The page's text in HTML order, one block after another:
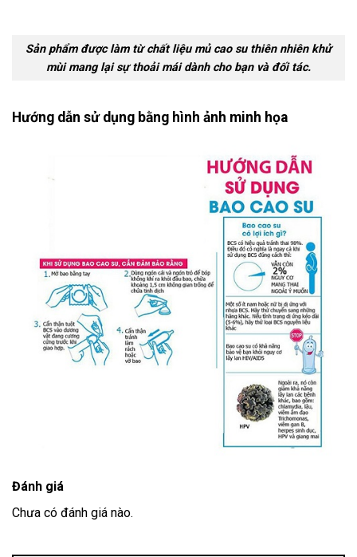
Sản phẩm được làm từ chất liệu mủ cao su thiên nhiên khử
mùi mang lại sự thoải mái dành cho bạn và đối tác.
Hướng dẫn sử dụng bằng hình ảnh minh họa
Đánh giá
Chưa có đánh giá nào.